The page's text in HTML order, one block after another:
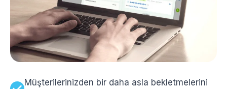
Müşterilerinizden bir daha asla bekletmelerini